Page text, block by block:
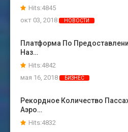
Hits:4845
окт 03, 2018
НОВОСТИ
Платформа По
Наз…
Hits:4842
мая 16, 2018
БИЗНЕС
Рекордное Количество
Аэро…
Hits:4832